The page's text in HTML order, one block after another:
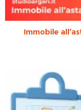
Immobile